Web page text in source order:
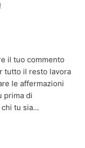
il tuo commento
tutto il resto lavora
le affermazioni
prima di
tu sia...